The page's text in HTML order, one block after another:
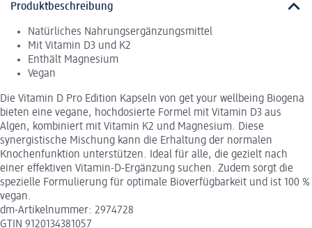
Produktbeschreibung
Natürliches Nahrungsergänzungsmittel
Mit Vitamin D3 und K2
Enthält Magnesium
Vegan
Die Vitamin D Pro Edition Kapseln von get your wellbeing Biogena
bieten eine vegane, hochdosierte Formel mit Vitamin D3 aus
Algen, kombiniert mit Vitamin K2 und Magnesium. Diese
synergistische Mischung kann die Erhaltung der normalen
Knochenfunktion unterstützen. Ideal für alle, die gezielt nach
einer effektiven Vitamin-D-Ergänzung suchen. Zudem sorgt die
spezielle Formulierung für optimale Bioverfügbarkeit und ist 100 %
vegan.
dm-Artikelnummer: 2974728
GTIN 9120134381057